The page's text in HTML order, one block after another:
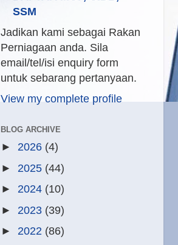
SSM
Jadikan kami sebagai Rakan
Perniagaan anda. Sila
email/tel/isi enquiry form
untuk sebarang pertanyaan.
View my complete profile
BLOG ARCHIVE
► 2026 (4)
► 2025 (44)
► 2024 (10)
► 2023 (39)
► 2022 (86)